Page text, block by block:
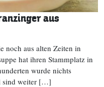
aus
noch aus alten Zeiten in
hat ihren Stammplatz in
wurde nichts
sind weiter […]